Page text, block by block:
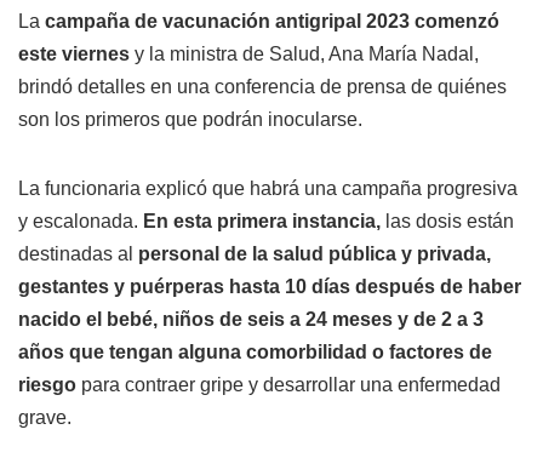
La campaña de vacunación antigripal 2023 comenzó
este viernes y la ministra de Salud, Ana María Nadal,
brindó detalles en una conferencia de prensa de quiénes
son los primeros que podrán inocularse.
La funcionaria explicó que habrá una campaña progresiva
y escalonada. En esta primera instancia, las dosis están
destinadas al personal de la salud pública y privada,
gestantes y puérperas hasta 10 días después de haber
nacido el bebé, niños de seis a 24 meses y de 2 a 3
años que tengan alguna comorbilidad o factores de
riesgo para contraer gripe y desarrollar una enfermedad
grave.